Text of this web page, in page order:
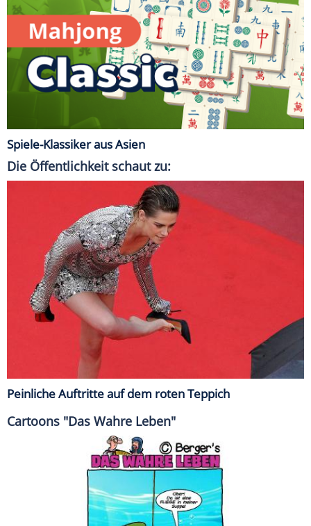
Spiele-Klassiker aus Asien
Die Öffentlichkeit schaut zu:
Peinliche Auftritte auf dem roten Teppich
Cartoons "Das Wahre Leben"